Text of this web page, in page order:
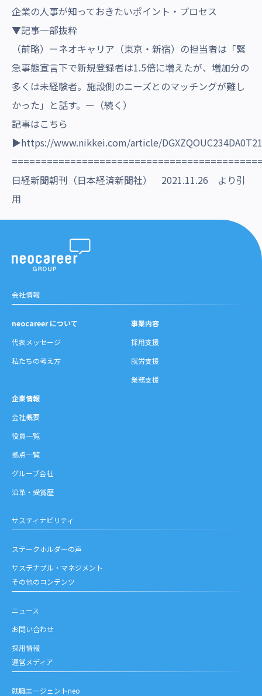
企業の人事が知っておきたいポイント・プロセス
▼記事一部抜粋
（前略）ーネオキャリア（東京・新宿）の担当者は「緊
急事態宣言下で新規登録者は1.5倍に増えたが、増加分の
多くは未経験者。施設側のニーズとのマッチングが難し
かった」と話す。ー（続く）
記事はこちら
▶https://www.nikkei.com/article/
日経新聞朝刊（日本経済新聞社） 2021.11.26 より引
用
会社情報
neocareer について
代表メッセージ
私たちの考え方
事業内容
採用支援
就労支援
業務支援
企業情報
会社概要
役員一覧
拠点一覧
グループ会社
沿革・受賞歴
サスティナビリティ
ステークホルダーの声
サステナブル・マネジメント
その他のコンテンツ
ニュース
お問い合わせ
採用情報
運営メディア
就職エージェントneo